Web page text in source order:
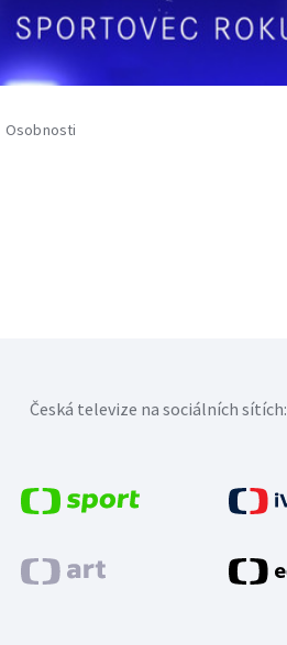
Osobnosti
Česká televize na sociálních sítích: